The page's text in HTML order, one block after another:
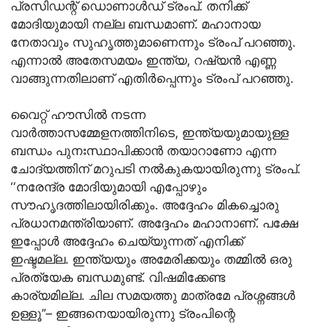
പ്രസിഡന്റ് ഡൊണാൾഡ് ട്രംപ്. തനിക്ക്
മോദിയുമായി നല്ല ബന്ധമാണ്. മഹാനായ
നേതാവും സുഹൃത്തുമാണെന്നും ട്രംപ് പറഞ്ഞു.
എന്നാൽ അതേസമയം ഇന്ത്യ, റഷ്യൻ എണ്ണ
വാങ്ങുന്നതിലാണ് എതിർപ്പെന്നും ട്രംപ് പറഞ്ഞു.
വൈറ്റ് ഹൗസിൽ നടന്ന
വാർത്താസമ്മേളനത്തിനിടെ, ഇന്ത്യയുമായുള്ള
ബന്ധം പുനഃസ്ഥാപിക്കാൻ തയാറാണോ എന്ന
ചോദ്യത്തിന് മറുപടി നൽകുകയായിരുന്നു ട്രംപ്.
‘‘നരേന്ദ്ര മോദിയുമായി എപ്പോഴും
സൗഹൃദത്തിലായിരിക്കും. അദ്ദേഹം മികച്ചൊരു
പ്രധാനമന്ത്രിയാണ്. അദ്ദേഹം മഹാനാണ്. പക്ഷേ
ഇപ്പോൾ അദ്ദേഹം ചെയ്യുന്നത് എനിക്ക്
ഇഷ്ടമല്ല. ഇന്ത്യയും അമേരിക്കയും തമ്മിൽ ഒരു
പ്രത്യേക ബന്ധമുണ്ട്. വിഷമിക്കേണ്ട
കാര്യമില്ല. ചില സമയത്തു മാത്രമേ പ്രശ്നങ്ങൾ
ഉള്ളൂ’’– ഇങ്ങനെയായിരുന്നു ട്രംപിന്റെ